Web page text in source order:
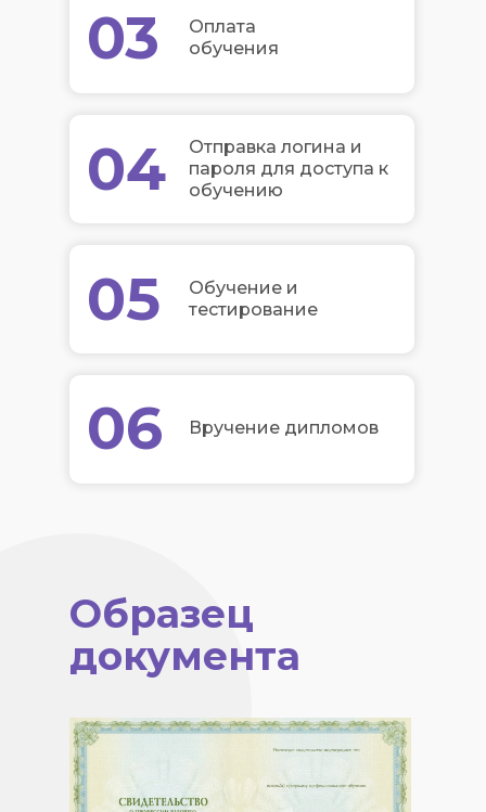
03
04
05
06
Оплата
обучения
Отправка логина и
пароля для доступа к
обучению
Обучение и
тестирование
Вручение дипломов
Образец
документа